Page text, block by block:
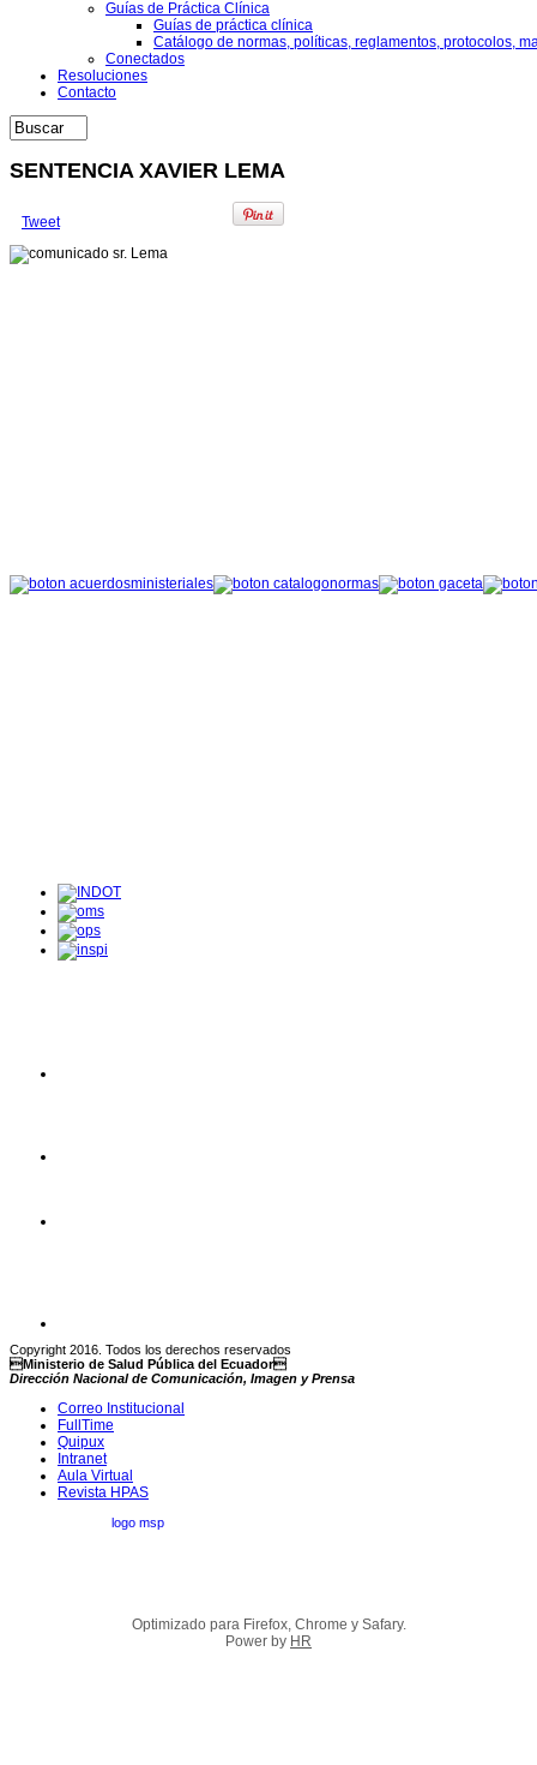
Guías de Práctica Clínica
Guías de práctica clínica
Catálogo de normas, políticas, reglamentos, protocolos,
Conectados
Resoluciones
Contacto
SENTENCIA XAVIER LEMA
Tweet
Copyright 2016. Todos los derechos reservados
Ministerio de Salud Pública del Ecuador
Dirección Nacional de Comunicación, Imagen y Prensa
Correo Institucional
FullTime
Quipux
Intranet
Aula Virtual
Revista HPAS
Optimizado para Firefox, Chrome y Safary.
Power by HR